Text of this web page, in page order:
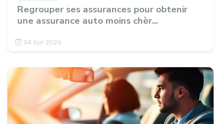
Regrouper ses assurances pour obtenir
une assurance auto moins chèr...
04 Apr 2026